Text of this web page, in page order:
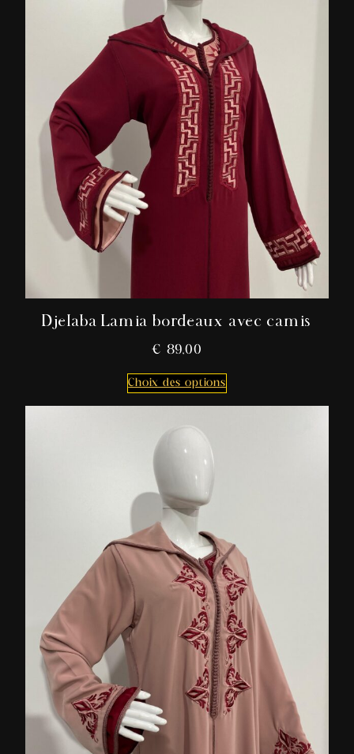
Djelaba Lamia bordeaux avec camis
€ 89,00
Choix des options